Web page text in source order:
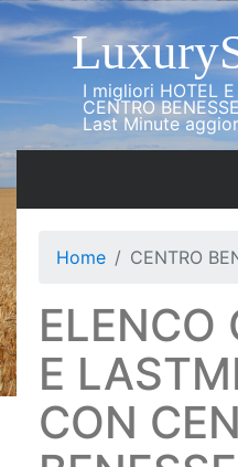
I migliori HOTEL E
CENTRO
Last Minute
Home CENTRO
ELENCO
E
CON